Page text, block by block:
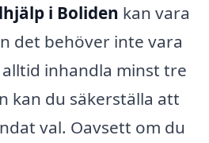
i Boliden kan vara
det behöver inte vara
inhandla minst tre
kan du säkerställa att
val. Oavsett om du